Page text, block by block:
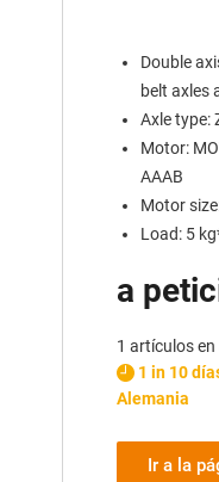
Double
belt axles
Axle type:
Motor:
AAAB
Motor
Load: 5
a
1 artículos en
1 in 10
Alemania
Ir a la